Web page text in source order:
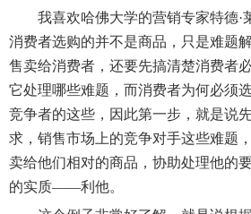
我喜欢哈佛大学的营销专家特德·
消费者选购的并不是商品，只是难题
售卖给消费者，还要先搞清楚消费者
它处理哪些难题，而消费者为何必须
竞争者的这些，因此第一步，就是说
求，销售市场上的竞争对手这些难题
卖给他们相对的商品，协助处理他的
的实质——利他。